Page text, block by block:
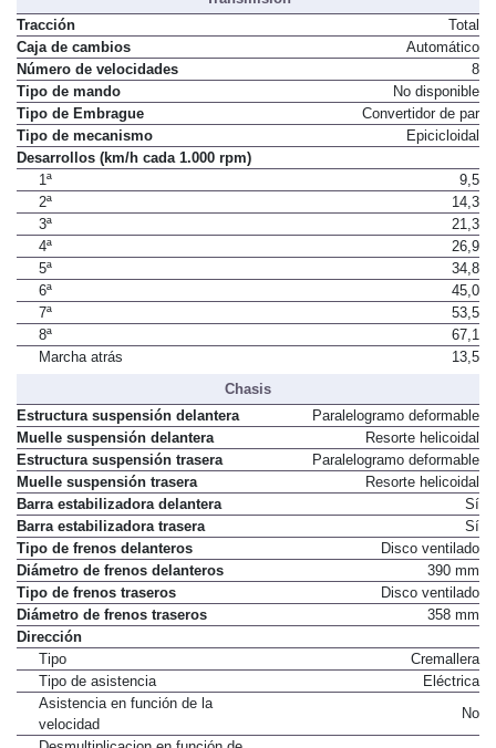
Tracción
Total
Caja de cambios
Automático
Número de velocidades
8
Tipo de mando
No disponible
Tipo de Embrague
Convertidor de par
Tipo de mecanismo
Epicicloidal
Desarrollos (km/h cada 1.000 rpm)
1ª
9,5
2ª
14,3
3ª
21,3
4ª
26,9
5ª
34,8
6ª
45,0
7ª
53,5
8ª
67,1
Marcha atrás
13,5
Chasis
Estructura suspensión delantera
Paralelogramo deformable
Muelle suspensión delantera
Resorte helicoidal
Estructura suspensión trasera
Paralelogramo deformable
Muelle suspensión trasera
Resorte helicoidal
Barra estabilizadora delantera
Sí
Barra estabilizadora trasera
Sí
Tipo de frenos delanteros
Disco ventilado
Diámetro de frenos delanteros
390 mm
Tipo de frenos traseros
Disco ventilado
Diámetro de frenos traseros
358 mm
Dirección
Tipo
Cremallera
Tipo de asistencia
Eléctrica
Asistencia en función de la
velocidad
No